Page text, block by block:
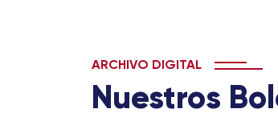
ARCHIVO DIGITAL
Nuestros